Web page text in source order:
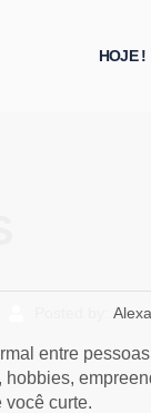
HOJE !
entre
hobbies,
você curte.